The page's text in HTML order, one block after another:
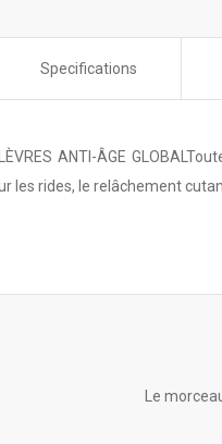
Specifications
ANTI-ÂGE
les rides, le relâchement
Le